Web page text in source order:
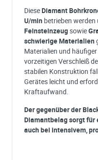
Diese Diamant
U/min betrieben
Feinsteinzeugsowie
schwierige Materialien
Materialien und
vorzeitigen Verschleiß
stabilen Konstruktion
Gerätes leicht und
Kraftaufwand.
Der gegenüber der
Diamantbelag sorgt
auch bei intensivem,